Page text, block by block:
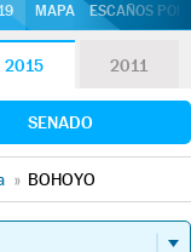
MAPA ESCAÑOS
2015 2011
SENADO
» BOHOYO